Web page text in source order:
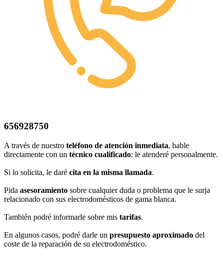
656928750
A través de nuestro teléfono de atención inmediata, hable
directamente con un técnico cualificado: le atenderé personalmente.
Si lo solicita, le daré cita en la misma llamada.
Pida asesoramiento sobre cualquier duda o problema que le surja
relacionado con sus electrodomésticos de gama blanca.
También podré informarle sobre mis tarifas.
En algunos casos, podré darle un presupuesto aproximado del
coste de la reparación de su electrodoméstico.